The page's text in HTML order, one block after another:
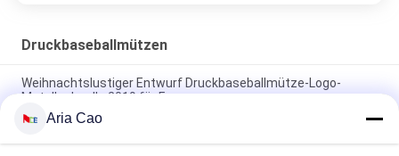
Druckbaseballmützen
Weihnachtslustiger Entwurf Druckbaseballmütze-Logo-
Metallschnalle 2019 für Frauen
kurvte die konstruierte Rand-Baumwolle 100%
Aria Cao